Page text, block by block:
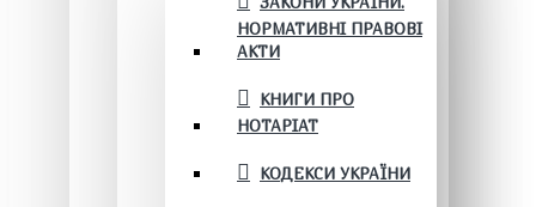
НОРМАТИВНІ ПРАВОВІ
АКТИ
КНИГИ ПРО
НОТАРІАТ
КОДЕКСИ УКРАЇНИ